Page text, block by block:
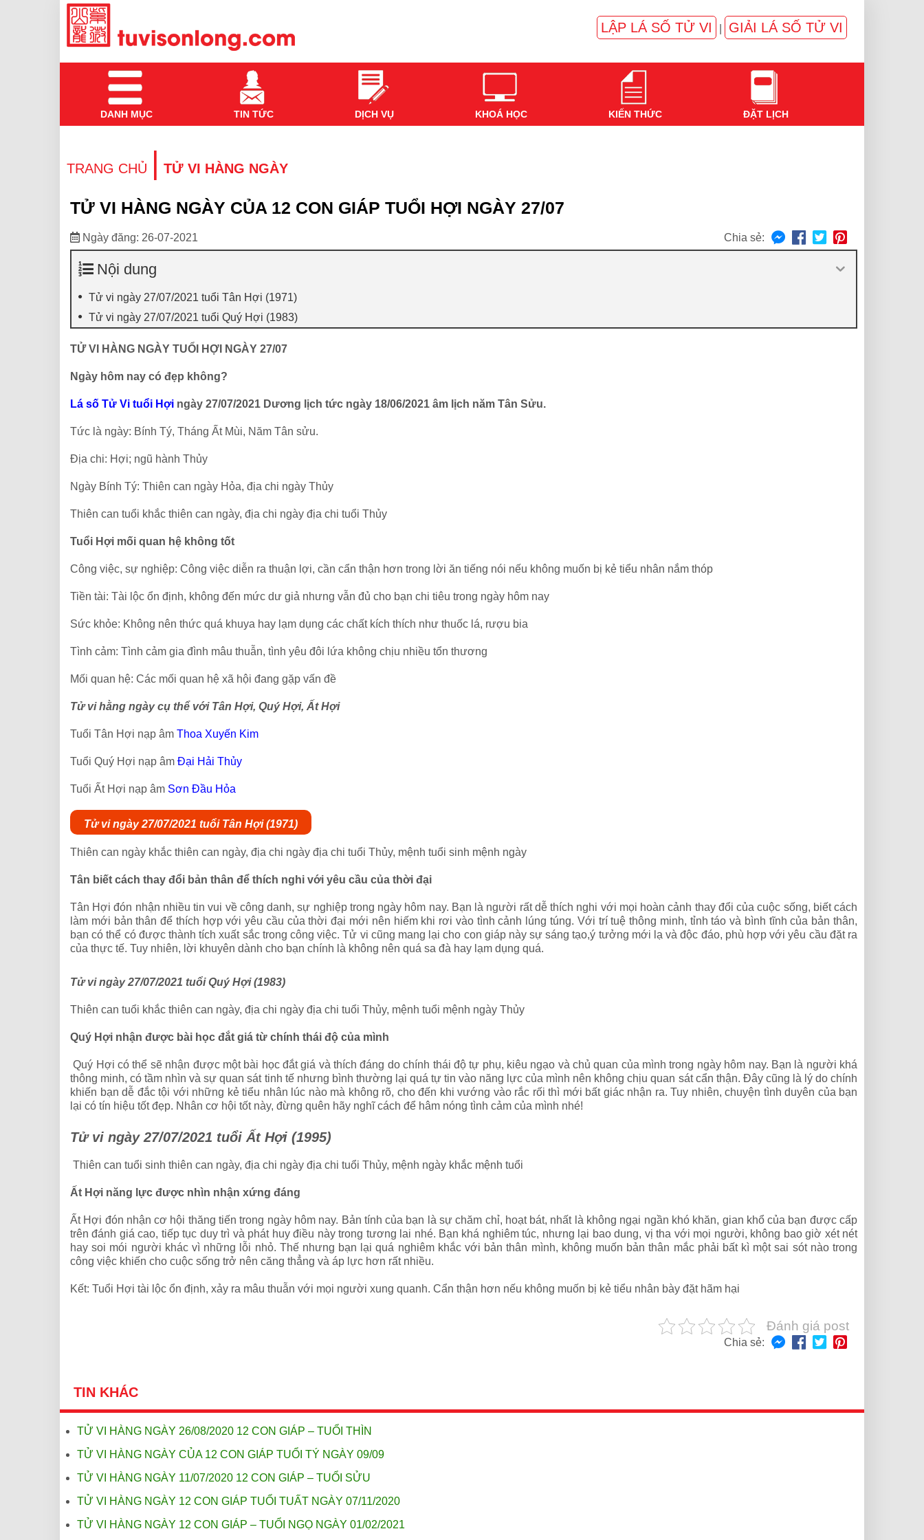
LẬP LÁ SỐ TỬ VI GIẢI LÁ SỐ TỬ VI
DANH MỤC TIN TỨC DỊCH VỤ KHOÁ HỌC KIẾN THỨC ĐẶT LỊCH
TRANG CHỦ | TỬ VI HÀNG NGÀY
TỬ VI HÀNG NGÀY CỦA 12 CON GIÁP TUỔI HỢI NGÀY 27/07
Ngày đăng: 26-07-2021 Chia sẻ:
Nội dung
Tử vi ngày 27/07/2021 tuổi Tân Hợi (1971)
Tử vi ngày 27/07/2021 tuổi Quý Hợi (1983)
TỬ VI HÀNG NGÀY TUỔI HỢI NGÀY 27/07
Ngày hôm nay có đẹp không?
Lá số Tử Vi tuổi Hợi ngày 27/07/2021 Dương lịch tức ngày 18/06/2021 âm lịch năm Tân Sửu.
Tức là ngày: Bính Tý, Tháng Ất Mùi, Năm Tân sửu.
Địa chi: Hợi; ngũ hành Thủy
Ngày Bính Tý: Thiên can ngày Hỏa, địa chi ngày Thủy
Thiên can tuổi khắc thiên can ngày, địa chi ngày địa chi tuổi Thủy
Tuổi Hợi mối quan hệ không tốt
Công việc, sự nghiệp: Công việc diễn ra thuận lợi, cần cẩn thận hơn trong lời ăn tiếng nói nếu không muốn bị kẻ tiểu nhân nắm thóp
Tiền tài: Tài lộc ổn định, không đến mức dư giả nhưng vẫn đủ cho bạn chi tiêu trong ngày hôm nay
Sức khỏe: Không nên thức quá khuya hay lạm dụng các chất kích thích như thuốc lá, rượu bia
Tình cảm: Tình cảm gia đình mâu thuẫn, tình yêu đôi lứa không chịu nhiều tổn thương
Mối quan hệ: Các mối quan hệ xã hội đang gặp vấn đề
Tử vi hằng ngày cụ thể với Tân Hợi, Quý Hợi, Ất Hợi
Tuổi Tân Hợi nạp âm Thoa Xuyến Kim
Tuổi Quý Hợi nạp âm Đại Hải Thủy
Tuổi Ất Hợi nạp âm Sơn Đầu Hỏa
Tử vi ngày 27/07/2021 tuổi Tân Hợi (1971)
Thiên can ngày khắc thiên can ngày, địa chi ngày địa chi tuổi Thủy, mệnh tuổi sinh mệnh ngày
Tân biết cách thay đổi bản thân để thích nghi với yêu cầu của thời đại
Tân Hợi đón nhận nhiều tin vui về công danh, sự nghiệp trong ngày hôm nay. Bạn là người rất dễ thích nghi với mọi hoàn cảnh thay đổi của cuộc sống, biết cách
làm mới bản thân để thích hợp với yêu cầu của thời đại mới nên hiếm khi rơi vào tình cảnh lúng túng. Với trí tuệ thông minh, tỉnh táo và bình tĩnh của bản thân,
bạn có thể có được thành tích xuất sắc trong công việc. Tử vi cũng mang lại cho con giáp này sự sáng tạo,ý tưởng mới lạ và độc đáo, phù hợp với yêu cầu đặt ra
của thực tế. Tuy nhiên, lời khuyên dành cho bạn chính là không nên quá sa đà hay lạm dụng quá.
Tử vi ngày 27/07/2021 tuổi Quý Hợi (1983)
Thiên can tuổi khắc thiên can ngày, địa chi ngày địa chi tuổi Thủy, mệnh tuổi mệnh ngày Thủy
Quý Hợi nhận được bài học đắt giá từ chính thái độ của mình
Quý Hợi có thể sẽ nhận được một bài học đắt giá và thích đáng do chính thái độ tự phụ, kiêu ngạo và chủ quan của mình trong ngày hôm nay. Bạn là người khá
thông minh, có tầm nhìn và sự quan sát tinh tế nhưng bình thường lại quá tự tin vào năng lực của mình nên không chịu quan sát cẩn thận. Đây cũng là lý do chính
khiến bạn dễ đắc tội với những kẻ tiểu nhân lúc nào mà không rõ, cho đến khi vướng vào rắc rối thì mới bất giác nhận ra. Tuy nhiên, chuyện tình duyên của bạn
lại có tín hiệu tốt đẹp. Nhân cơ hội tốt này, đừng quên hãy nghĩ cách để hâm nóng tình cảm của mình nhé!
Tử vi ngày 27/07/2021 tuổi Ất Hợi (1995)
Thiên can tuổi sinh thiên can ngày, địa chi ngày địa chi tuổi Thủy, mệnh ngày khắc mệnh tuổi
Ất Hợi năng lực được nhìn nhận xứng đáng
Ất Hợi đón nhận cơ hội thăng tiến trong ngày hôm nay. Bản tính của bạn là sự chăm chỉ, hoạt bát, nhất là không ngại ngần khó khăn, gian khổ của bạn được cấp
trên đánh giá cao, tiếp tục duy trì và phát huy điều này trong tương lai nhé. Bạn khá nghiêm túc, nhưng lại bao dung, vị tha với mọi người, không bao giờ xét nét
hay soi mói người khác vì những lỗi nhỏ. Thế nhưng bạn lại quá nghiêm khắc với bản thân mình, không muốn bản thân mắc phải bất kì một sai sót nào trong
công việc khiến cho cuộc sống trở nên căng thẳng và áp lực hơn rất nhiều.
Kết: Tuổi Hợi tài lộc ổn định, xảy ra mâu thuẫn với mọi người xung quanh. Cẩn thận hơn nếu không muốn bị kẻ tiểu nhân bày đặt hãm hại
Đánh giá post
Chia sẻ:
TIN KHÁC
TỬ VI HÀNG NGÀY 26/08/2020 12 CON GIÁP – TUỔI THÌN
TỬ VI HÀNG NGÀY CỦA 12 CON GIÁP TUỔI TÝ NGÀY 09/09
TỬ VI HÀNG NGÀY 11/07/2020 12 CON GIÁP – TUỔI SỬU
TỬ VI HÀNG NGÀY 12 CON GIÁP TUỔI TUẤT NGÀY 07/11/2020
TỬ VI HÀNG NGÀY 12 CON GIÁP – TUỔI NGỌ NGÀY 01/02/2021